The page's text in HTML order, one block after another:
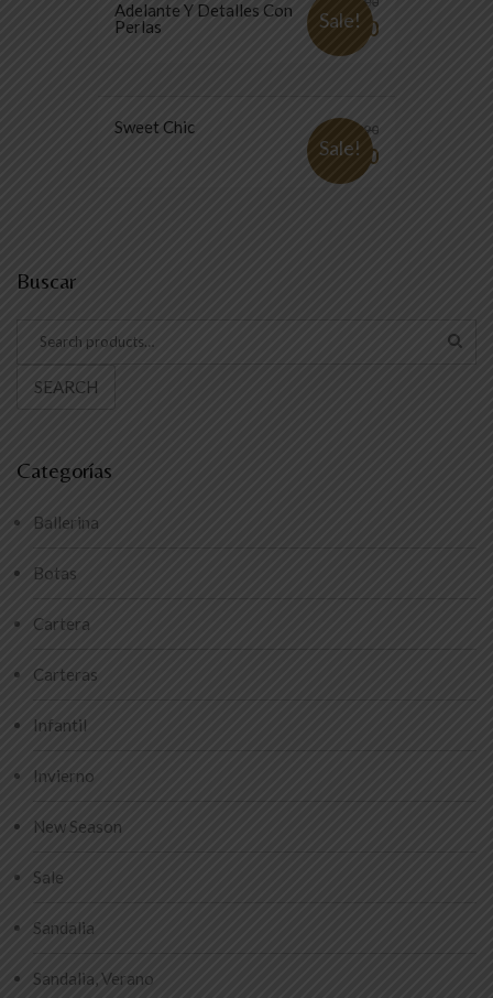
Sale!
Adelante Y Detalles Con
Perlas
$4.990
Sale!
Sweet Chic 31.990
$5.990
Buscar
SEARCH
Categorías
Ballerina
Botas
Cartera
Carteras
Infantil
Invierno
New Season
Sale
Sandalia
Sandalia, Verano